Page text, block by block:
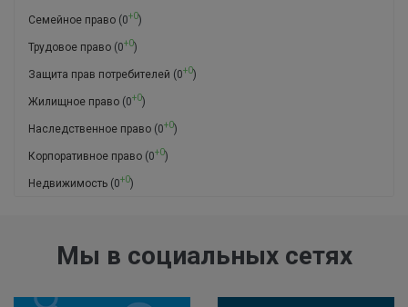
Семейное право (0+0)
Трудовое право (0+0)
Защита прав потребителей (0+0)
Жилищное право (0+0)
Наследственное право (0+0)
Корпоративное право (0+0)
Недвижимость (0+0)
Мы в социальных сетях